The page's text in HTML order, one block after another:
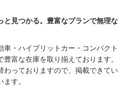
と見つかる。豊富なプランで無理な
車・ハイブリットカー・コンパクト
豊富な在庫を取り揃えております。
わっておりますので、掲載できてい
す。